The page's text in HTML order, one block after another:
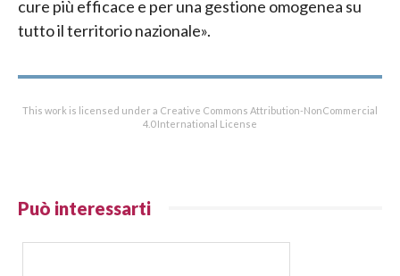
cure più efficace e per una gestione omogenea su
tutto il territorio nazionale».
This work is licensed under a Creative Commons Attribution-NonCommercial
4.0 International License
Può interessarti